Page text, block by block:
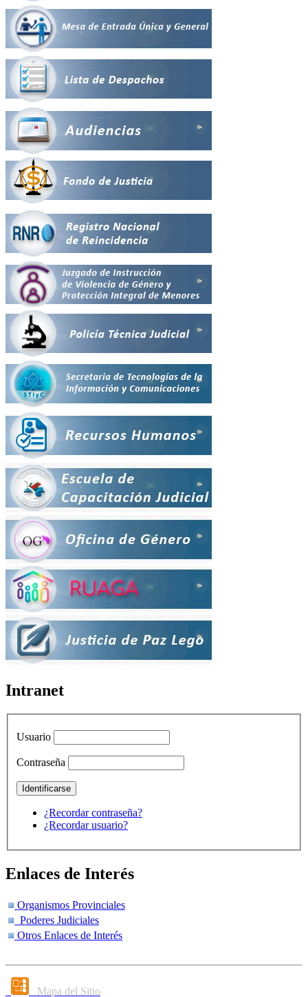
Intranet
Usuario
Contraseña
¿Recordar contraseña?
¿Recordar usuario?
Enlaces de Interés
Organismos Provinciales
Poderes Judiciales
Otros Enlaces de Interés
Mapa del Sitio